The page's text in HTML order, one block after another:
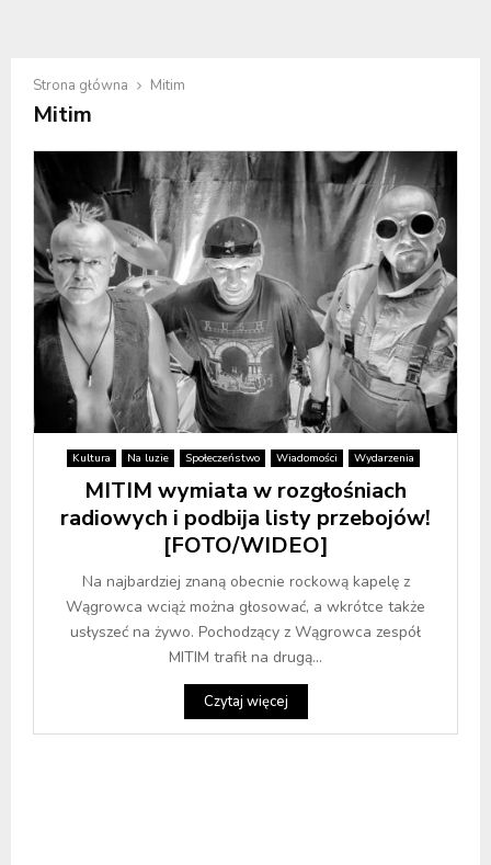
Strona główna Mitim
Mitim
Kultura Na luzie Społeczeństwo Wiadomości Wydarzenia
MITIM wymiata w rozgłośniach
radiowych i podbija listy przebojów!
[FOTO/WIDEO]
Na najbardziej znaną obecnie rockową kapelę z
Wągrowca wciąż można głosować, a wkrótce także
usłyszeć na żywo. Pochodzący z Wągrowca zespół
MITIM trafił na drugą...
Czytaj więcej